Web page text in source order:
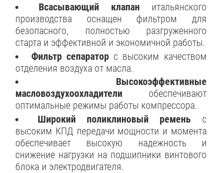
Всасывающий клапан итальянского
производства оснащен фильтром для
безопасного, полностью разгруженного
старта и эффективной и экономичной работы.
Фильтр сепараторс высоким качеством
отделения воздуха от масла.
Высокоэффективные
масловоздухоохладители обеспечивают
оптимальные режимы работы компрессора.
Широкий поликлиновый ремень с
высоким КПД передачи мощности и момента
обеспечивает высокую надежность и
снижение нагрузки на подшипники винтового
блока и электродвигателя.